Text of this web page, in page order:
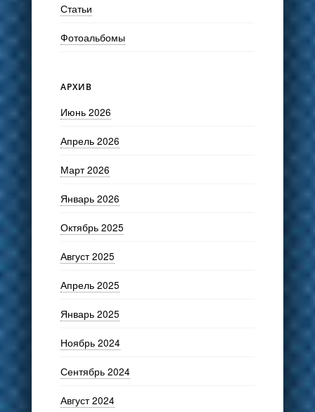
Статьи
Фотоальбомы
АРХИВ
Июнь 2026
Апрель 2026
Март 2026
Январь 2026
Октябрь 2025
Август 2025
Апрель 2025
Январь 2025
Ноябрь 2024
Сентябрь 2024
Август 2024